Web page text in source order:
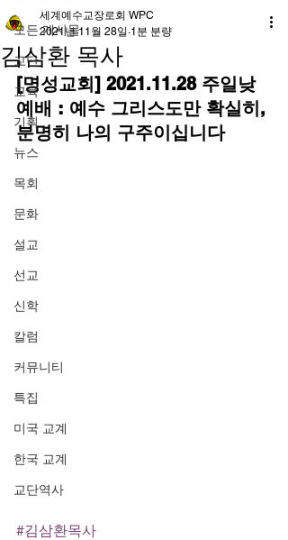
모든 게시물
교단
교육
기획
뉴스
목회
문화
설교
선교
신학
칼럼
커뮤니티
특집
미국 교계
한국 교계
교단역사
김삼환 목사
세계예수교장로회 WPC
2021년 11월 28일 1분 분량
[명성교회] 2021.11.28 주일낮
예배 : 예수 그리스도만 확실히,
분명히 나의 구주이십니다
#김삼환목사